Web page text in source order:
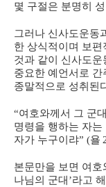
몇 구절은 분명히
그러나 신사도운동
한 상식적이며 보
것과 같이 신사도운
중요한 예언서로 간
종말적으로 성취된
“여호와께서 그 군
명령을 행하는 자
자가 누구이랴” (욜
본문만을 보면 여
나님의 군대 ’라고